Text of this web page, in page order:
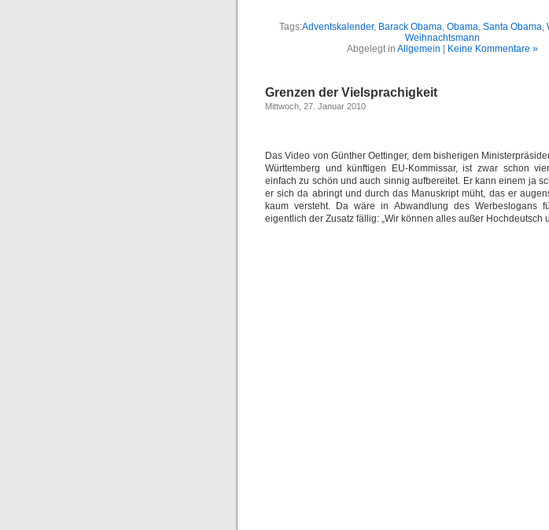
Tags:Adventskalender, Barack Obama, Obama, Santa Obama,
Weihnachtsmann
Abgelegt in Allgemein Keine Kommentare »
Grenzen der Vielsprachigkeit
Mittwoch, 27. Januar 2010
Das Video von Günther Oettinger, dem bisherigen
Württemberg und künftigen EU-Kommissar, ist zwar schon
einfach zu schön und auch sinnig aufbereitet. Er kann einem ja
er sich da abringt und durch das Manuskript müht, das er
kaum versteht. Da wäre in Abwandlung des Werbeslogans
eigentlich der Zusatz fällig: „Wir können alles außer Hochdeutsch